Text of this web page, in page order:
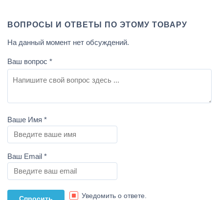
ВОПРОСЫ И ОТВЕТЫ ПО ЭТОМУ ТОВАРУ
На данный момент нет обсуждений.
Ваш вопрос *
Ваше Имя *
Ваш Email *
Уведомить о ответе.